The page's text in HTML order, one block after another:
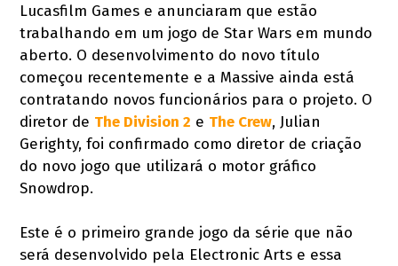
Lucasfilm Games e anunciaram que estão
trabalhando em um jogo de Star Wars em mundo
aberto. O desenvolvimento do novo título
começou recentemente e a Massive ainda está
contratando novos funcionários para o projeto. O
diretor de The Division 2 e The Crew, Julian
Gerighty, foi confirmado como diretor de criação
do novo jogo que utilizará o motor gráfico
Snowdrop.
Este é o primeiro grande jogo da série que não
será desenvolvido pela Electronic Arts e essa